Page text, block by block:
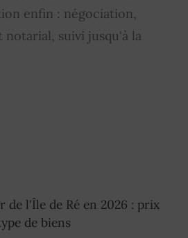
enfin : négociation,
notarial, suivi jusqu'à la
de l'Île de Ré en 2026 : prix
de biens